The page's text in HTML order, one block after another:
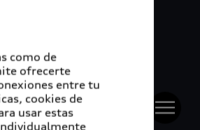
del consejo, la
y la transparencia.
como de
ofrecerte
entre tu
cookies de
usar estas